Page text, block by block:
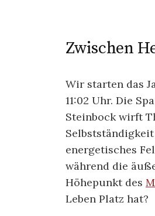
Zwischen
Wir starten das
11:02 Uhr. Die
Steinbock wirft
energetisches
während die
Höhepunkt des
Leben Platz hat?